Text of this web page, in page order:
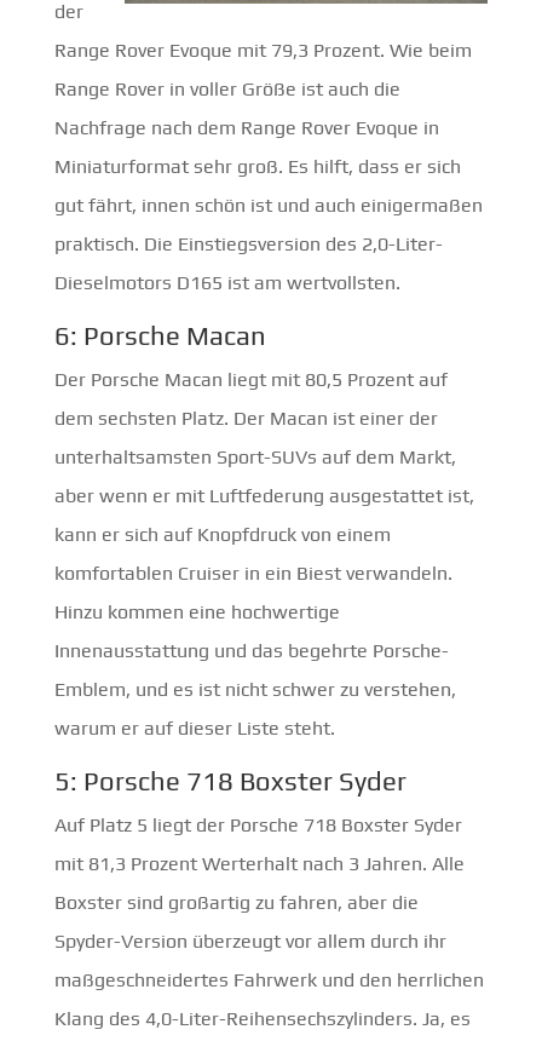
der
Range Rover Evoque mit 79,3 Prozent. Wie beim
Range Rover in voller Größe ist auch die
Nachfrage nach dem Range Rover Evoque in
Miniaturformat sehr groß. Es hilft, dass er sich
gut fährt, innen schön ist und auch einigermaßen
praktisch. Die Einstiegsversion des 2,0-Liter-
Dieselmotors D165 ist am wertvollsten.
6: Porsche Macan
Der Porsche Macan liegt mit 80,5 Prozent auf
dem sechsten Platz. Der Macan ist einer der
unterhaltsamsten Sport-SUVs auf dem Markt,
aber wenn er mit Luftfederung ausgestattet ist,
kann er sich auf Knopfdruck von einem
komfortablen Cruiser in ein Biest verwandeln.
Hinzu kommen eine hochwertige
Innenausstattung und das begehrte Porsche-
Emblem, und es ist nicht schwer zu verstehen,
warum er auf dieser Liste steht.
5: Porsche 718 Boxster Syder
Auf Platz 5 liegt der Porsche 718 Boxster Syder
mit 81,3 Prozent Werterhalt nach 3 Jahren. Alle
Boxster sind großartig zu fahren, aber die
Spyder-Version überzeugt vor allem durch ihr
maßgeschneidertes Fahrwerk und den herrlichen
Klang des 4,0-Liter-Reihensechszylinders. Ja, es